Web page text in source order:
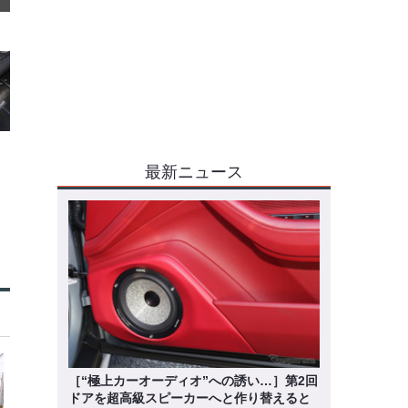
最新ニュース
［“極上カーオーディオ”への誘い…］第2回
ドアを超高級スピーカーへと作り替えると